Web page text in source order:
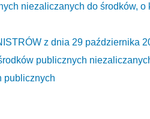
niezaliczanych do środków, o
z dnia 29 października
publicznych
publicznych